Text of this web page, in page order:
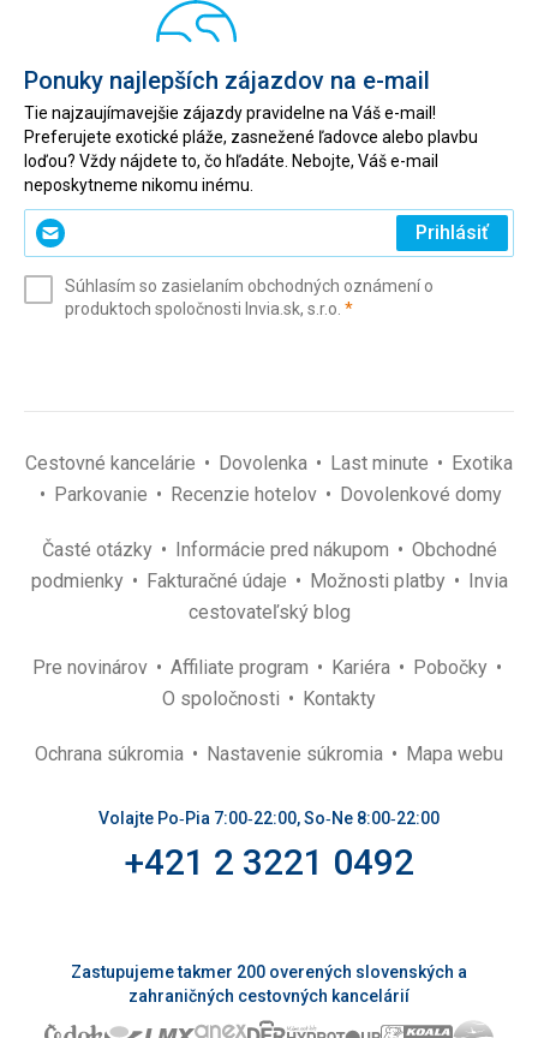
Ponuky najlepších zájazdov na e-mail
Tie najzaujímavejšie zájazdy pravidelne na Váš e-mail!
Preferujete exotické pláže, zasnežené ľadovce alebo plavbu
loďou? Vždy nájdete to, čo hľadáte. Nebojte, Váš e-mail
neposkytneme nikomu inému.
Zadajte
svoj
(povinné)
Prihlásiť
Súhlasím so zasielaním obchodných oznámení o
produktoch spoločnosti Invia.sk, s.r.o. *(povinné)
Cestovné kancelárie Dovolenka Last minute
Exotika
Parkovanie
Recenzie hotelov Dovolenkové domy
Časté otázky Informácie pred nákupom
Obchodné
podmienky
Fakturačné údaje Možnosti platby
Invia
cestovateľský blog
Pre novinárov Affiliate program Kariéra
Pobočky
O spoločnosti
Kontakty
Ochrana súkromia Nastavenie súkromia Mapa webu
Volajte Po‑Pia 7:00‑22:00, So‑Ne 8:00‑22:00
+421 2 3221 0492
Zastupujeme takmer 200 overených slovenských a
zahraničných cestovných kancelárií